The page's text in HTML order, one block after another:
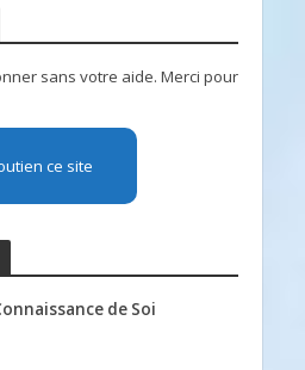
sans votre aide. Merci pour
ce site
de Soi